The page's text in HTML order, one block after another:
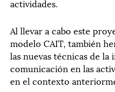
actividades.
Al llevar a cabo este
modelo CAIT, también
las nuevas técnicas de
comunicación en las
en el contexto